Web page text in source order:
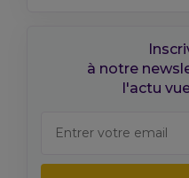
à notre
l'actu